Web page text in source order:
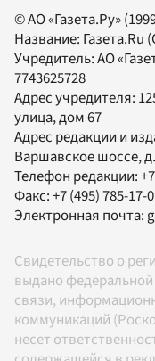
© АО «Газета.Ру»
Название: Газета.Ru
Учредитель:АО
7743625728
Адрес учредителя:
улица, дом 67
Адрес редакции и
Варшавское шоссе,
Телефон редакции:
Факс:+7 (495) 785-17-
Электронная почта:
Свидетельство о
выдано
связи,
коммуникаций
несет